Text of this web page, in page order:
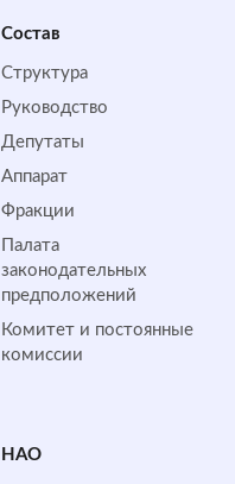
Состав
Структура
Руководство
Депутаты
Аппарат
Фракции
Палата
законодательных
предположений
Комитет и постоянные
комиссии
НАО